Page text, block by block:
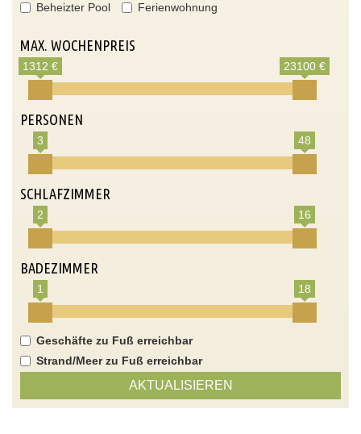
Beheizter Pool
Ferienwohnung
MAX. WOCHENPREIS
1312 € 23100 €
PERSONEN
3 48
SCHLAFZIMMER
2 16
BADEZIMMER
1 18
Geschäfte zu Fuß erreichbar
Strand/Meer zu Fuß erreichbar
AKTUALISIEREN